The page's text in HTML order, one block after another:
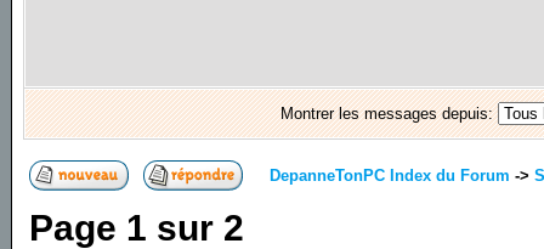
Montrer les messages depuis:
DepanneTonPC Index du Forum ->
Page 1 sur 2